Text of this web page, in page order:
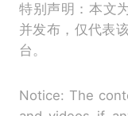
特别声明：本文
并发布，仅代表
台。
Notice: The